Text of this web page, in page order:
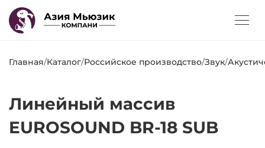
Главная/Каталог/Российское производство/Звук/
Линейный массив
EUROSOUND BR-18 SUB